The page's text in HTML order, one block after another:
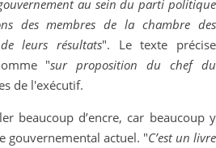
au sein du parti politique
des membres de la chambre des
leurs résultats". Le texte précise
"sur proposition du chef du
de l'exécutif.
beaucoup d’encre, car beaucoup y
gouvernemental actuel. "C’est un livre